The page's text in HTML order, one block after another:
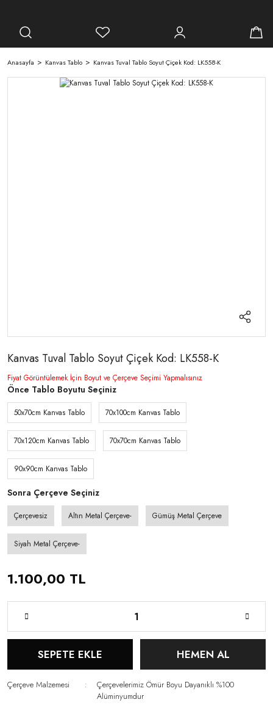
Anasayfa Kanvas Tablo Kanvas Tuval Tablo Soyut Çiçek Kod: LK558-K
Kanvas Tuval Tablo Soyut Çiçek Kod: LK558-K
Fiyat Görüntülemek İçin Boyut ve Çerçeve Seçimi Yapmalısınız
Önce Tablo Boyutu Seçiniz
50x70cm Kanvas Tablo 70x100cm Kanvas Tablo
70x120cm Kanvas Tablo 70x70cm Kanvas Tablo
90x90cm Kanvas Tablo
Sonra Çerçeve Seçiniz
Çerçevesiz Altın Metal Çerçeve- Gümüş Metal Çerçeve
Siyah Metal Çerçeve-
1.100,00 TL
SEPETE EKLE HEMEN AL
Çerçeve Malzemesi
Çerçevelerimiz Ömür Boyu Dayanıklı %100
Alüminyumdur